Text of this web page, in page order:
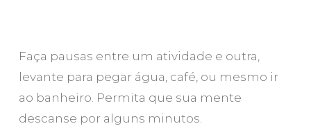
Faça pausas entre um atividade e outra,
levante para pegar água, café, ou mesmo ir
ao banheiro. Permita que sua mente
descanse por alguns minutos.